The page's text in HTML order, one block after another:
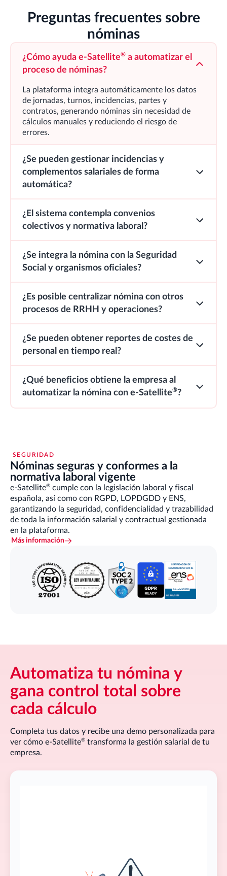
Preguntas frecuentes sobre
nóminas
¿Cómo ayuda e-Satellite® a automatizar el
proceso de nóminas?
La plataforma integra automáticamente los datos
de jornadas, turnos, incidencias, partes y
contratos, generando nóminas sin necesidad de
cálculos manuales y reduciendo el riesgo de
errores.
¿Se pueden gestionar incidencias y
complementos salariales de forma
automática?
¿El sistema contempla convenios
colectivos y normativa laboral?
¿Se integra la nómina con la Seguridad
Social y organismos oficiales?
¿Es posible centralizar nómina con otros
procesos de RRHH y operaciones?
¿Se pueden obtener reportes de costes de
personal en tiempo real?
¿Qué beneficios obtiene la empresa al
automatizar la nómina con e-Satellite®?
SEGURIDAD
Nóminas seguras y conformes a la
normativa laboral vigente
e-Satellite® cumple con la legislación laboral y fiscal
española, así como con RGPD, LOPDGDD y ENS,
garantizando la seguridad, confidencialidad y trazabilidad
de toda la información salarial y contractual gestionada
en la plataforma.
Más información
Automatiza tu nómina y
gana control total sobre
cada cálculo
Completa tus datos y recibe una demo personalizada para
ver cómo e-Satellite® transforma la gestión salarial de tu
empresa.